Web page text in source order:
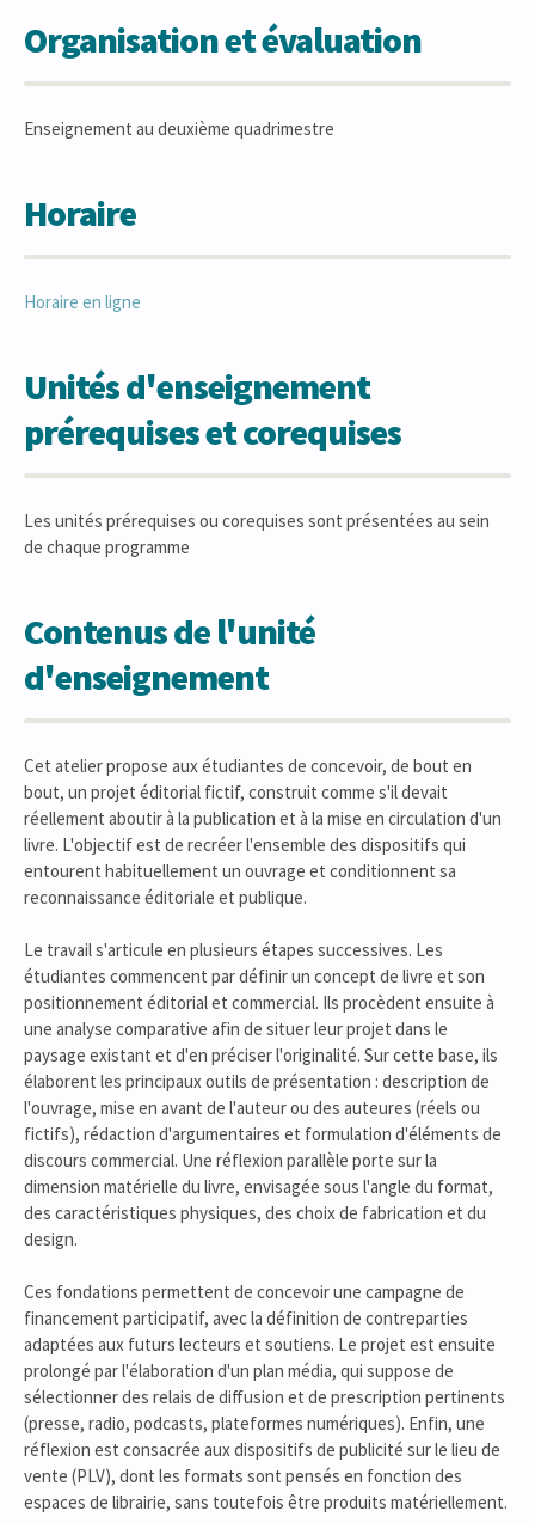
Organisation et évaluation
Enseignement au deuxième quadrimestre
Horaire
Horaire en ligne
Unités d'enseignement
prérequises et corequises
Les unités prérequises ou corequises sont présentées au sein
de chaque programme
Contenus de l'unité
d'enseignement
Cet atelier propose aux étudiantes de concevoir, de bout en
bout, un projet éditorial fictif, construit comme s'il devait
réellement aboutir à la publication et à la mise en circulation d'un
livre. L'objectif est de recréer l'ensemble des dispositifs qui
entourent habituellement un ouvrage et conditionnent sa
reconnaissance éditoriale et publique.
Le travail s'articule en plusieurs étapes successives. Les
étudiantes commencent par définir un concept de livre et son
positionnement éditorial et commercial. Ils procèdent ensuite à
une analyse comparative afin de situer leur projet dans le
paysage existant et d'en préciser l'originalité. Sur cette base, ils
élaborent les principaux outils de présentation : description de
l'ouvrage, mise en avant de l'auteur ou des auteures (réels ou
fictifs), rédaction d'argumentaires et formulation d'éléments de
discours commercial. Une réflexion parallèle porte sur la
dimension matérielle du livre, envisagée sous l'angle du format,
des caractéristiques physiques, des choix de fabrication et du
design.
Ces fondations permettent de concevoir une campagne de
financement participatif, avec la définition de contreparties
adaptées aux futurs lecteurs et soutiens. Le projet est ensuite
prolongé par l'élaboration d'un plan média, qui suppose de
sélectionner des relais de diffusion et de prescription pertinents
(presse, radio, podcasts, plateformes numériques). Enfin, une
réflexion est consacrée aux dispositifs de publicité sur le lieu de
vente (PLV), dont les formats sont pensés en fonction des
espaces de librairie, sans toutefois être produits matériellement.